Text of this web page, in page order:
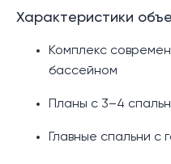
Характеристики
Комплекс
бассейном
Планы с 3–4
Главные спальни с